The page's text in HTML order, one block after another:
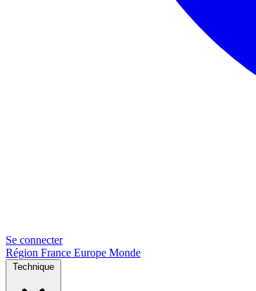
Se connecter
Région France Europe Monde
Technique